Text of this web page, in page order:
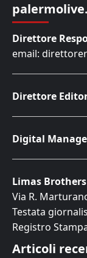
Direttore
email:
Direttore
Digital
Limas Brothers
Via R.
Testata
Registro
Articoli